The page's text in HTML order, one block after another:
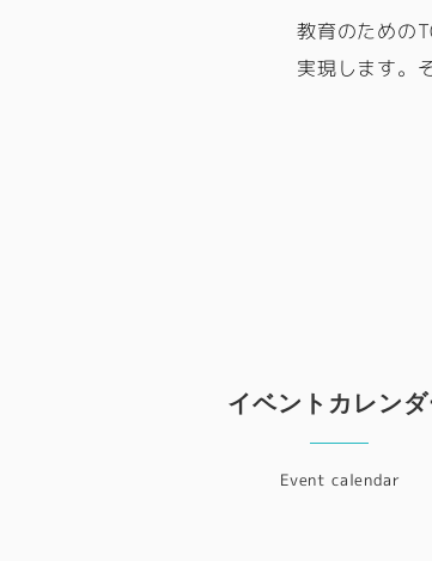
教育のための
実現します。
イベントカレンダ
Event calendar